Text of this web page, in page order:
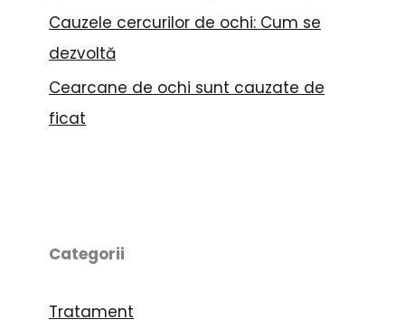
Cauzele cercurilor de ochi: Cum se
dezvoltă
Cearcane de ochi sunt cauzate de
ficat
Categorii
Tratament